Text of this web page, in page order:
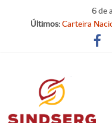
6 de
Últimos: Carteira
SINDICATO
FELIZ DIA
Feliz dia do